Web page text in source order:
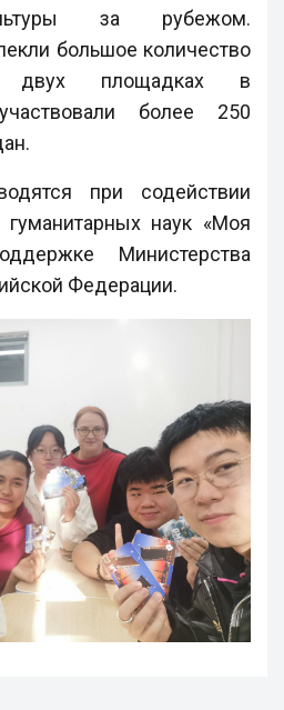
за рубежом.
большое количество
двух площадках в
более 250
при содействии
наук «Моя
Министерства
Федерации.